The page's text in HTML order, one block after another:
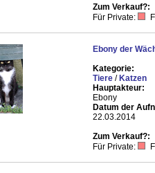
Zum Verkauf?:
Für Private:
Ebony der
Kategorie:
Tiere / Katzen
Hauptakteur:
Ebony
Datum der
22.03.2014
Zum Verkauf?:
Für Private: